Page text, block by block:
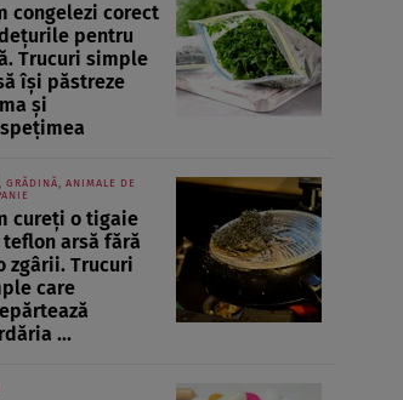
congelezi corect
pentru
Trucuri simple
își păstreze
și
GRĂDINĂ, ANIMALE DE
cureți o tigaie
arsă fără
zgârii. Trucuri
care
...